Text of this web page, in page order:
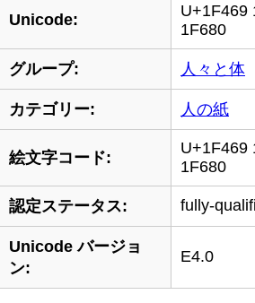
Unicode:
U+1F469
1F680
グループ: 人々と体
カテゴリー: 人の紙
絵文字コード:
U+1F469
1F680
認定ステータス: fully-
Unicode バージョ
ン:
E4.0